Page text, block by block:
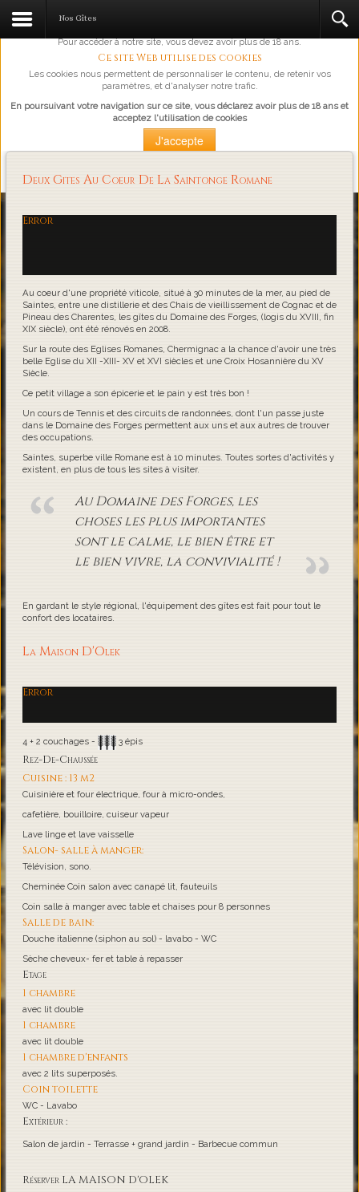
L'abus d'alcool est dangereux pour la santé, à consommer avec
Pour accéder à notre site, vous devez avoir plus de 18 ans.
Ce site Web utilise des cookies
Les cookies nous permettent de personnaliser le contenu, de retenir vos
paramètres, et d'analyser notre trafic.
En poursuivant votre navigation sur ce site, vous déclarez avoir plus de 18 ans et
acceptez l'utilisation de cookies
J'accepte
Loading...
Nos Gîtes
Deux Gites Au Coeur De La Saintonge Romane
Error
Au coeur d'une propriété viticole, situé à 30 minutes de la mer, au pied de
Saintes, entre une distillerie et des Chais de vieillissement de Cognac et de
Pineau des Charentes, les gîtes du Domaine des Forges, (logis du XVIII, fin
XIX siècle), ont été rénovés en 2008.
Sur la route des Eglises Romanes, Chermignac a la chance d'avoir une très
belle Eglise du XII -XIII- XV et XVI siècles et une Croix Hosannière du XV
Siècle.
Ce petit village a son épicerie et le pain y est très bon !
Un cours de Tennis et des circuits de randonnées, dont l'un passe juste
dans le Domaine des Forges permettent aux uns et aux autres de trouver
des occupations.
Saintes, superbe ville Romane est à 10 minutes. Toutes sortes d'activités y
existent, en plus de tous les sites à visiter.
Au Domaine des Forges, les
choses les plus importantes
sont le calme, le bien être et
le bien vivre, la convivialité !
En gardant le style régional, l'équipement des gîtes est fait pour tout le
confort des locataires.
La Maison D'Olek
Error
4 + 2 couchages - 3 épis
Rez-De-Chaussée
Cuisine : 13 m2
Cuisinière et four électrique, four à micro-ondes,
cafetière, bouilloire, cuiseur vapeur
Lave linge et lave vaisselle
Salon- salle à manger:
Télévision, sono.
Cheminée Coin salon avec canapé lit, fauteuils
Coin salle à manger avec table et chaises pour 8 personnes
Salle de bain:
Douche italienne (siphon au sol) - lavabo - WC
Sèche cheveux- fer et table à repasser
Etage
1 chambre
avec lit double
1 chambre
avec lit double
1 chambre d'enfants
avec 2 lits superposés.
Coin toilette
WC - Lavabo
Extérieur :
Salon de jardin - Terrasse + grand jardin - Barbecue commun
Réserver LA MAISON D'OLEK